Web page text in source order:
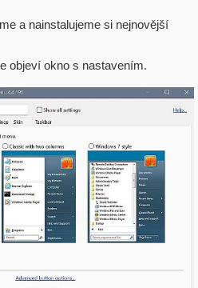
a nainstalujeme si nejnovější
objeví okno s nastavením.